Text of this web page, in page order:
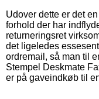
Udover dette er det
forhold der har
returneringsret
det ligeledes
ordremail, så man til
Stempel Deskmate
er på gaveindkøb til